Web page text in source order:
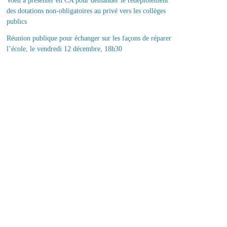
des dotations non-obligatoires au privé vers les collèges
publics
Réunion publique pour échanger sur les façons de réparer
l’école, le vendredi 12 décembre, 18h30